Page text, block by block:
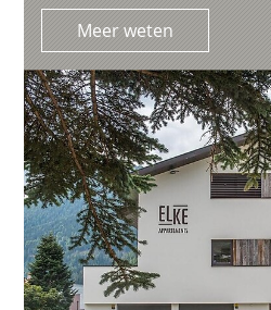
Meer weten